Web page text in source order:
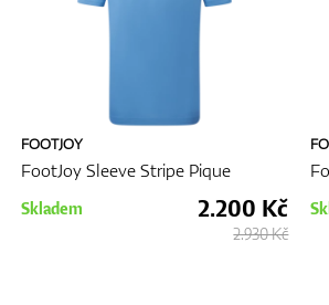
FOOTJOY
FootJoy Sleeve Stripe Pique
Skladem 2.200 Kč
2.930 Kč